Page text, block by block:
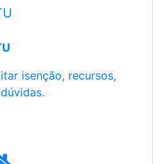
isenção, recursos,